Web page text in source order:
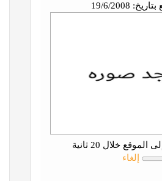
خلال 20 ثانية
إلغاء